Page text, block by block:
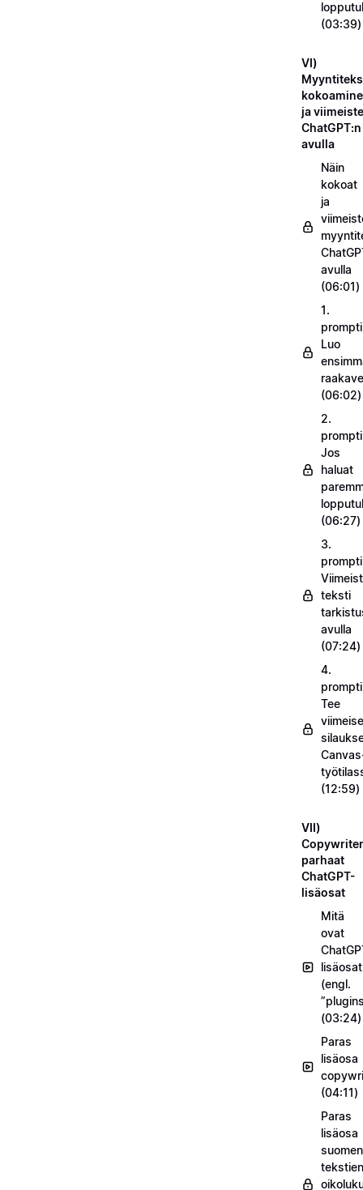
(03:39)
VI)
ja
ChatGPT:n
avulla
Näin
kokoat
ja
avulla
(06:01)
1.
Luo
(06:02)
2.
Jos
haluat
(06:27)
3.
teksti
avulla
(07:24)
4.
Tee
(12:59)
VII)
parhaat
ChatGPT-
lisäosat
Mitä
ovat
lisäosat
(engl.
(03:24)
Paras
lisäosa
(04:11)
Paras
lisäosa
tekstien